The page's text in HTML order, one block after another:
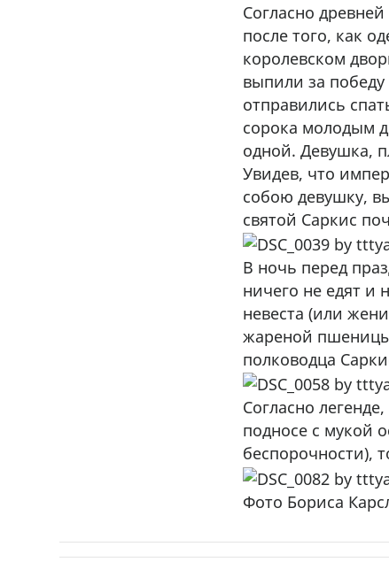
Согласно
после того, как
королевском
выпили за
отправились
сорока молодым
одной. Девушка,
Увидев, что
собою девушку,
святой Саркис
В ночь перед
ничего не едят и
невеста (или
жареной пшеницы
полководца
Согласно
подносе с мукой
беспорочности),
Фото Бориса